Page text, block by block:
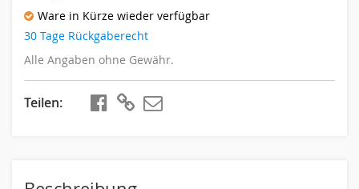
Ware in Kürze wieder verfügbar
30 Tage Rückgaberecht
Alle Angaben ohne Gewähr.
Teilen